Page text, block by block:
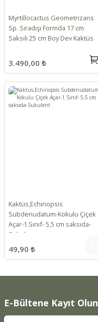
Myrtillocactus Geometrizans
Sp. Sıradışı Formda 17 cm
Saksılı 25 cm Boy Dev Kaktüs
3.490,00 ₺
Kaktüs,Echinopsis
Subdenudatum-Kokulu Çiçek
Açar-1.Sınıf- 5,5 cm saksıda-
Sukulent
49,90 ₺
E-Bültene Kayıt Olun